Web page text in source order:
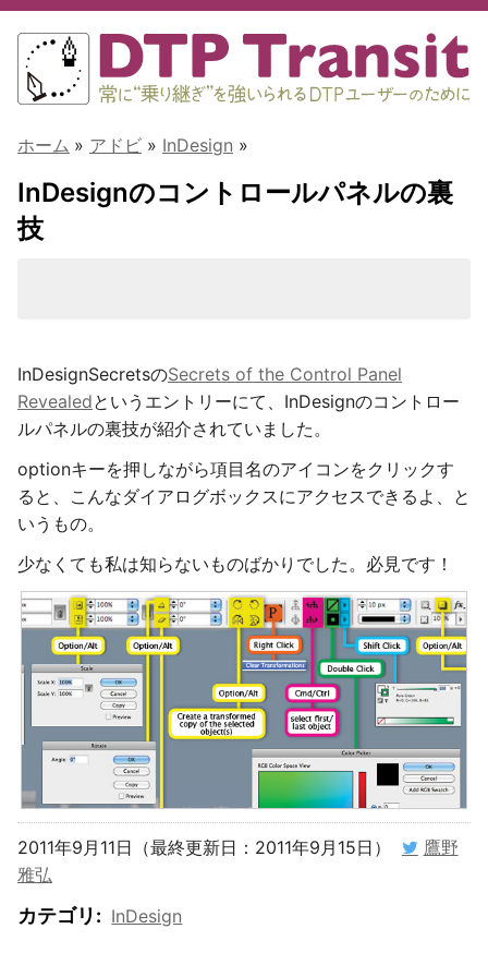
ホーム » アドビ » InDesign »
InDesignのコントロールパネルの裏
技
InDesignSecretsのSecrets of the Control Panel
Revealedというエントリーにて、InDesignのコントロー
ルパネルの裏技が紹介されていました。
optionキーを押しながら項目名のアイコンをクリックす
ると、こんなダイアログボックスにアクセスできるよ、と
いうもの。
少なくても私は知らないものばかりでした。必見です！
2011年9月11日（最終更新日：2011年9月15日）
鷹野
雅弘
カテゴリ : InDesign